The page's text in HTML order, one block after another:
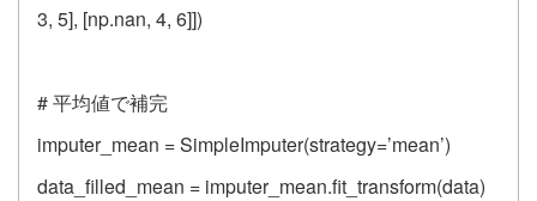
3, 5], [np.nan, 4, 6]])
# 平均値で補完
imputer_mean = SimpleImputer(strategy=’mean’)
data_filled_mean = imputer_mean.fit_transform(data)